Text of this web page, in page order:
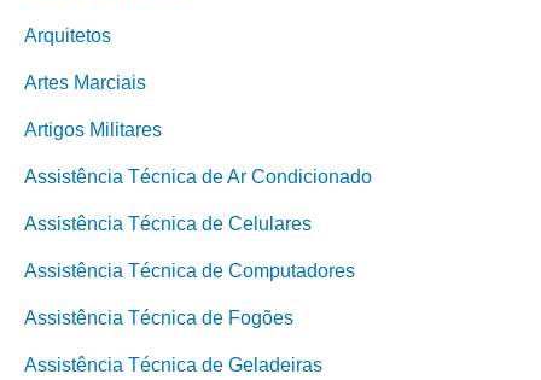
Arquitetos
Artes Marciais
Artigos Militares
Assistência Técnica de Ar Condicionado
Assistência Técnica de Celulares
Assistência Técnica de Computadores
Assistência Técnica de Fogões
Assistência Técnica de Geladeiras